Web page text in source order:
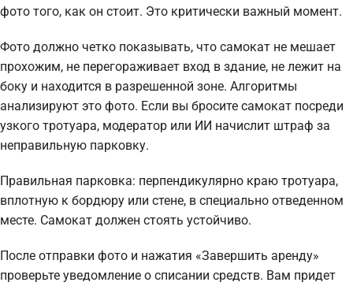
фото того, как он стоит. Это критически важный момент.
Фото должно четко показывать, что самокат не мешает
прохожим, не перегораживает вход в здание, не лежит на
боку и находится в разрешенной зоне. Алгоритмы
анализируют это фото. Если вы бросите самокат посреди
узкого тротуара, модератор или ИИ начислит штраф за
неправильную парковку.
Правильная парковка: перпендикулярно краю тротуара,
вплотную к бордюру или стене, в специально отведенном
месте. Самокат должен стоять устойчиво.
После отправки фото и нажатия «Завершить аренду»
проверьте уведомление о списании средств. Вам придет